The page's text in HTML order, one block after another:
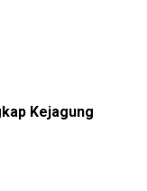
Kejagung